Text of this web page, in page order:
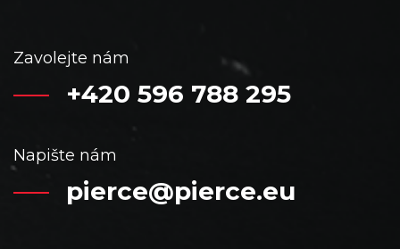
Zavolejte nám
+420 596 788 295
Napište nám
pierce@pierce.eu